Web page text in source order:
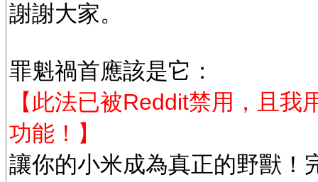
謝謝大家。
罪魁禍首應該是它：
【此法已被Reddit禁用，且
功能！】
讓你的小米成為真正的野獸！